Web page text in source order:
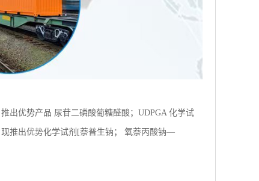
出优势产品 尿苷二磷酸葡糖醛酸；UDPGA 化学试
推出优势化学试剂[萘普生钠； 氧萘丙酸钠—
色粉末粉末 含量≥98.0% 新货供应
试剂 CAS：13836-37-8 外观 白色至类白色粉末 纯